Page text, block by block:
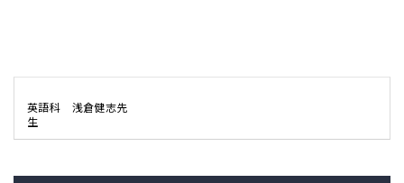
英語科 浅倉健志先
生